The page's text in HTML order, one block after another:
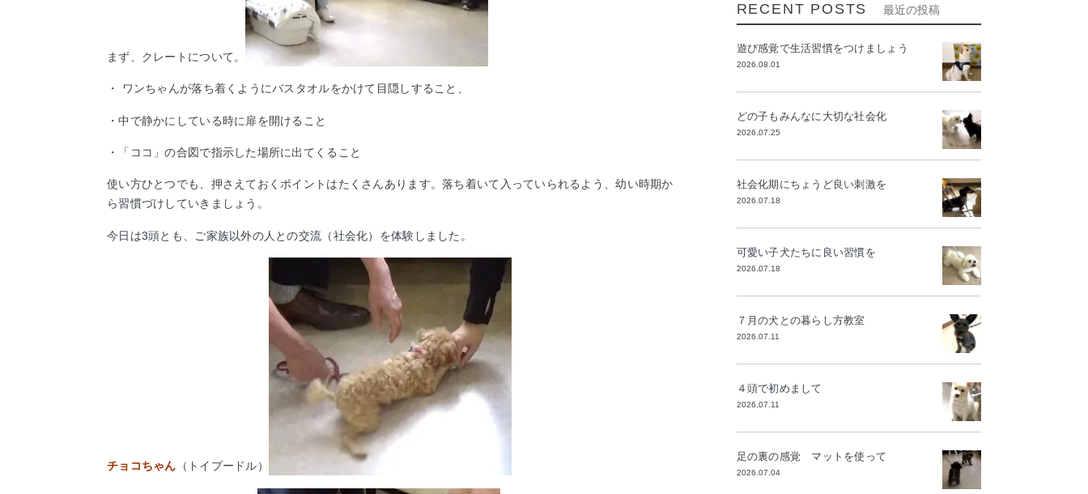
まず、クレートについて。
・ ワンちゃんが落ち着くようにバスタオルをかけて目隠しすること、
・中で静かにしている時に扉を開けること
・「ココ」の合図で指示した場所に出てくること
使い方ひとつでも、押さえておくポイントはたくさんあります。落ち着いて入っていられるよう、幼い時期か
ら習慣づけしていきましょう。
今日は3頭とも、ご家族以外の人との交流（社会化）を体験しました。
チョコちゃん （トイプードル）
RECENT POSTS 最近の投稿
遊び感覚で生活習慣をつけましょう
2026.08.01
どの子もみんなに大切な社会化
2026.07.25
社会化期にちょうど良い刺激を
2026.07.18
可愛い子犬たちに良い習慣を
2026.07.18
７月の犬との暮らし方教室
2026.07.11
４頭で初めまして
2026.07.11
足の裏の感覚 マットを使って
2026.07.04